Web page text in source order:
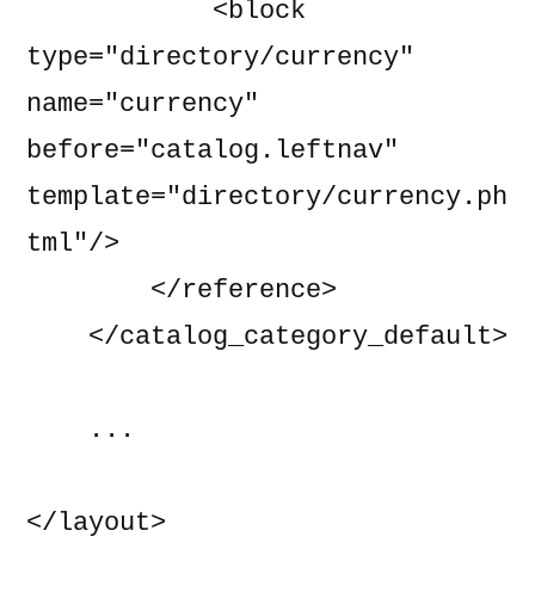
type="directory/currency"
name="currency"
before="catalog.leftnav"
template="directory/currency.ph
tml"/>
</layout>